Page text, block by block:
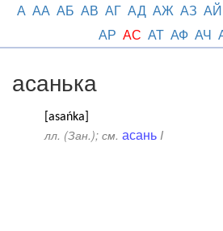
А АА АБ АВ АГ АД АЖ АЗ АЙ
АР АС АТ АФ АЧ
асанька
[asańka]
лл. (Зан.); см. асань I